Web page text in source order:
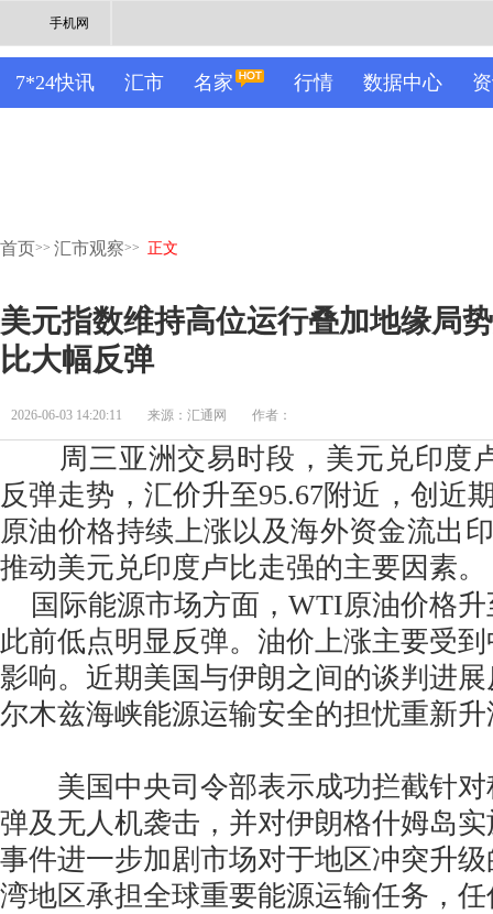
手机网
7*24快讯 汇市 名家 行情 数据中心
首页>> 汇市观察>> 正文
美元指数维持高位运行叠加地缘局
比大幅反弹
2026-06-03 14:20:11 来源：汇通网 作者：
周三亚洲交易时段，美元兑印度
反弹走势，汇价升至95.67附近，创近
原油价格持续上涨以及海外资金流出
推动美元兑印度卢比走强的主要因素。
国际能源市场方面，WTI原油价格升
此前低点明显反弹。油价上涨主要受
影响。近期美国与伊朗之间的谈判进
尔木兹海峡能源运输安全的担忧重新
美国中央司令部表示成功拦截针对
弹及无人机袭击，并对伊朗格什姆岛
事件进一步加剧市场对于地区冲突升
湾地区承担全球重要能源运输任务，